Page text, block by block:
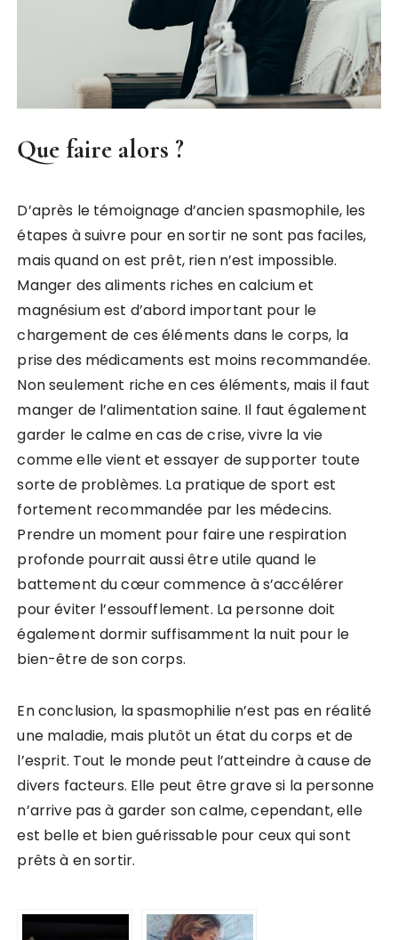
Que faire alors ?
D’après le témoignage d’ancien spasmophile, les
étapes à suivre pour en sortir ne sont pas faciles,
mais quand on est prêt, rien n’est impossible.
Manger des aliments riches en calcium et
magnésium est d’abord important pour le
chargement de ces éléments dans le corps, la
prise des médicaments est moins recommandée.
Non seulement riche en ces éléments, mais il faut
manger de l’alimentation saine. Il faut également
garder le calme en cas de crise, vivre la vie
comme elle vient et essayer de supporter toute
sorte de problèmes. La pratique de sport est
fortement recommandée par les médecins.
Prendre un moment pour faire une respiration
profonde pourrait aussi être utile quand le
battement du cœur commence à s’accélérer
pour éviter l’essoufflement. La personne doit
également dormir suffisamment la nuit pour le
bien-être de son corps.
En conclusion, la spasmophilie n’est pas en réalité
une maladie, mais plutôt un état du corps et de
l’esprit. Tout le monde peut l’atteindre à cause de
divers facteurs. Elle peut être grave si la personne
n’arrive pas à garder son calme, cependant, elle
est belle et bien guérissable pour ceux qui sont
prêts à en sortir.